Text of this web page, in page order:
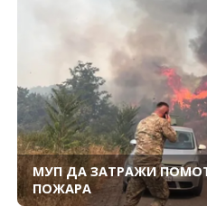
МУП ДА ЗАТРАЖИ
ПОЖАРА